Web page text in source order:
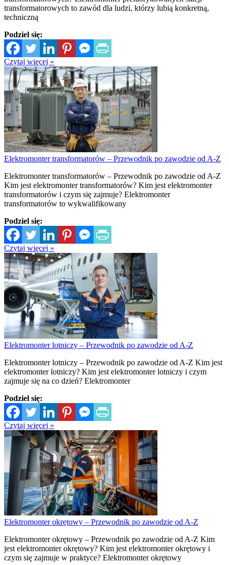
transformatorowych to zawód dla ludzi, którzy lubią konkretną,
techniczną
Podziel się:
Czytaj więcej »
Elektromonter transformatorów – Przewodnik po zawodzie od A-Z
Elektromonter transformatorów – Przewodnik po zawodzie od A-Z
Kim jest elektromonter transformatorów? Kim jest elektromonter
transformatorów i czym się zajmuje? Elektromonter
transformatorów to wykwalifikowany
Podziel się:
Czytaj więcej »
Elektromonter lotniczy – Przewodnik po zawodzie od A-Z
Elektromonter lotniczy – Przewodnik po zawodzie od A-Z Kim jest
elektromonter lotniczy? Kim jest elektromonter lotniczy i czym
zajmuje się na co dzień? Elektromonter
Podziel się:
Czytaj więcej »
Elektromonter okrętowy – Przewodnik po zawodzie od A-Z
Elektromonter okrętowy – Przewodnik po zawodzie od A-Z Kim
jest elektromonter okrętowy? Kim jest elektromonter okrętowy i
czym się zajmuje w praktyce? Elektromonter okrętowy